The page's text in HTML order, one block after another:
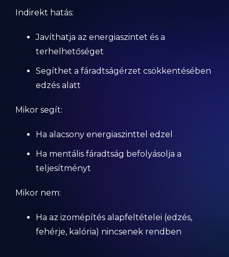
Indirekt hatás:
Javíthatja az energiaszintet és a
terhelhetőséget
Segíthet a fáradtságérzet csökkentésében
edzés alatt
Mikor segít:
Ha alacsony energiaszinttel edzel
Ha mentális fáradtság befolyásolja a
teljesítményt
Mikor nem:
Ha az izomépítés alapfeltételei (edzés,
fehérje, kalória) nincsenek rendben